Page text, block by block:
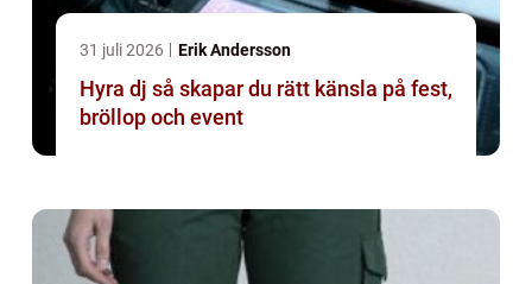
31 juli 2026 Erik Andersson
Hyra dj så skapar du rätt känsla på fest,
bröllop och event